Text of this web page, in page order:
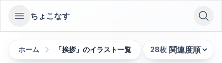
Open sidebar
ちょこなす
ホーム 「挨拶」のイラスト一覧 28枚
並び替え: